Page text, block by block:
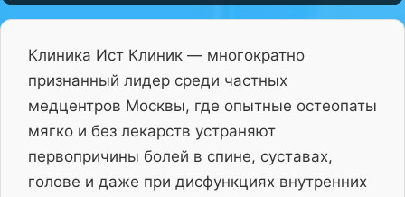
Клиника Ист Клиник — многократно
признанный лидер среди частных
медцентров Москвы, где опытные остеопаты
мягко и без лекарств устраняют
первопричины болей в спине, суставах,
голове и даже при дисфункциях внутренних